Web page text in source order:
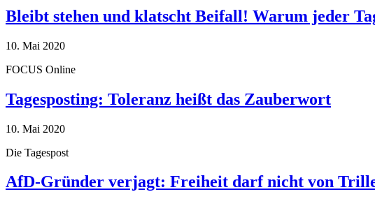
Bleibt stehen und klatscht Beifall! Warum jeder
10. Mai 2020
FOCUS Online
Tagesposting: Toleranz heißt das Zauberwort
10. Mai 2020
Die Tagespost
AfD-Gründer verjagt: Freiheit darf nicht von